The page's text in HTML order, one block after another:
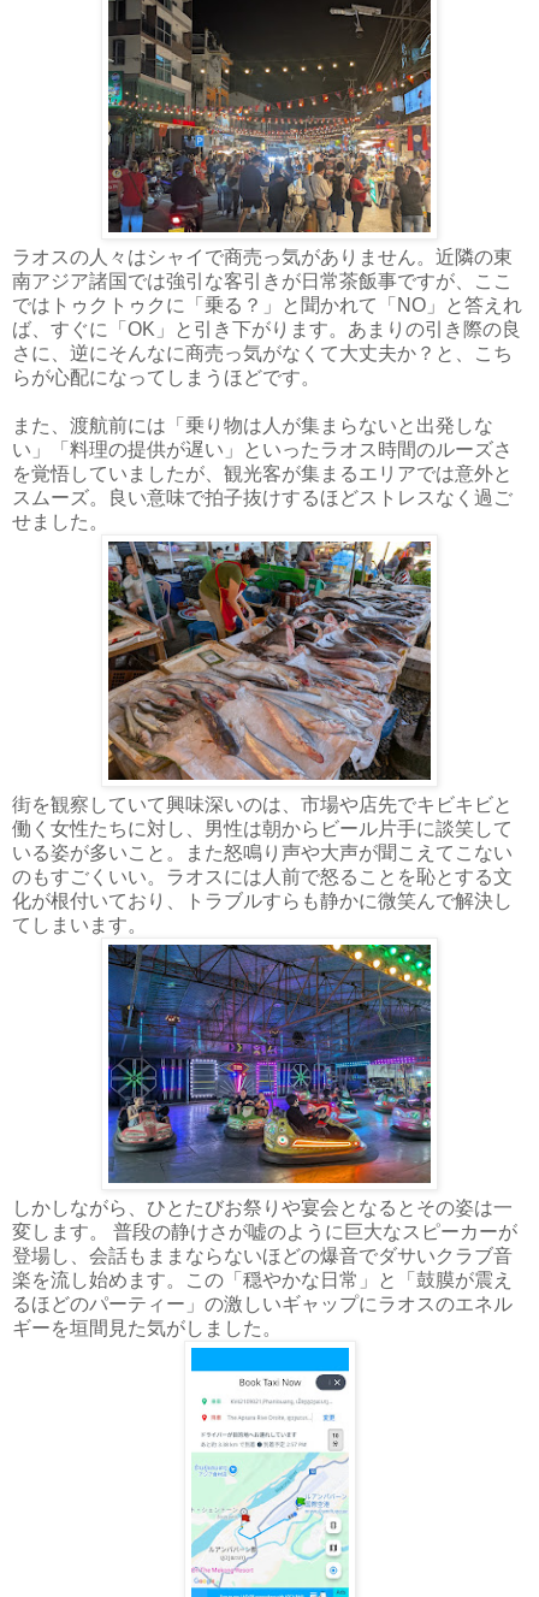
ラオスの人々はシャイで商売っ気がありません。近隣の東
南アジア諸国では強引な客引きが日常茶飯事ですが、ここ
ではトゥクトゥクに「乗る？」と聞かれて「NO」と答えれ
ば、すぐに「OK」と引き下がります。あまりの引き際の良
さに、逆にそんなに商売っ気がなくて大丈夫か？と、こち
らが心配になってしまうほどです。
また、渡航前には「乗り物は人が集まらないと出発しな
い」「料理の提供が遅い」といったラオス時間のルーズさ
を覚悟していましたが、観光客が集まるエリアでは意外と
スムーズ。良い意味で拍子抜けするほどストレスなく過ご
せました。
街を観察していて興味深いのは、市場や店先でキビキビと
働く女性たちに対し、男性は朝からビール片手に談笑して
いる姿が多いこと。また怒鳴り声や大声が聞こえてこない
のもすごくいい。ラオスには人前で怒ることを恥とする文
化が根付いており、トラブルすらも静かに微笑んで解決し
てしまいます。
しかしながら、ひとたびお祭りや宴会となるとその姿は一
変します。 普段の静けさが嘘のように巨大なスピーカーが
登場し、会話もままならないほどの爆音でダサいクラブ音
楽を流し始めます。この「穏やかな日常」と「鼓膜が震え
るほどのパーティー」の激しいギャップにラオスのエネル
ギーを垣間見た気がしました。